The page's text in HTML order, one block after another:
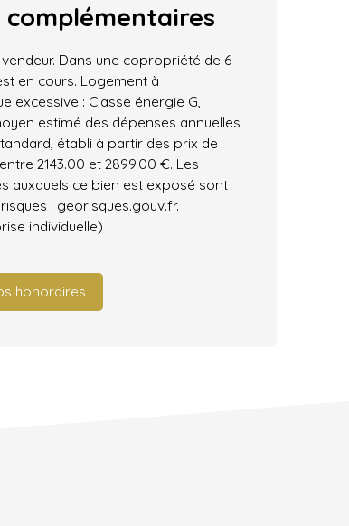
complémentaires
Dans une copropriété de 6
en cours. Logement à
excessive : Classe énergie G,
estimé des dépenses annuelles
établi à partir des prix de
2143.00 et 2899.00 €. Les
auxquels ce bien est exposé sont
: georisques.gouv.fr.
individuelle)
honoraires